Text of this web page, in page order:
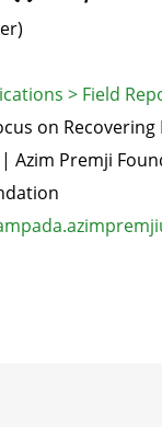
> Field
on
Azim Premji